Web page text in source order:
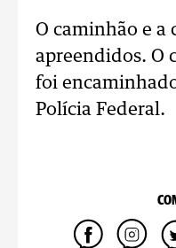
O caminhão e a
apreendidos. O
foi
Polícia Federal.